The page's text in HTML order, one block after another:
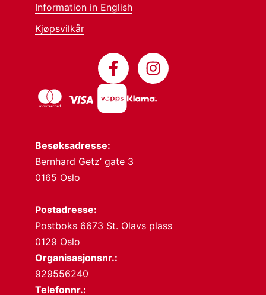
Besøksadresse:
Bernhard Getz’ gate 3
0165 Oslo
Postadresse:
Postboks 6673 St. Olavs plass
0129 Oslo
Organisasjonsnr.:
929556240
Telefonnr.:
Information in English
Kjøpsvilkår